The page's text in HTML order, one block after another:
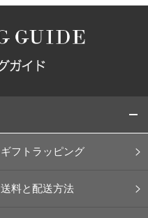
ギフトラッピング
送料と配送方法